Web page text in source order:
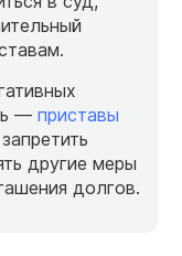
— приставы
другие меры
долгов.